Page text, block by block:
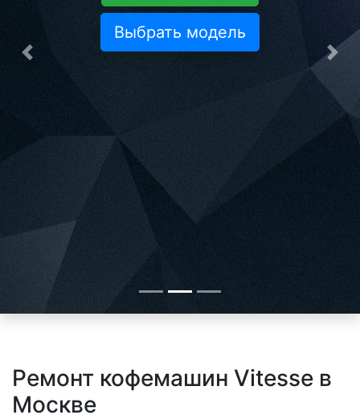
Выбрать модель
Предыдущая
Ремонт кофемашин Vitesse в
Москве